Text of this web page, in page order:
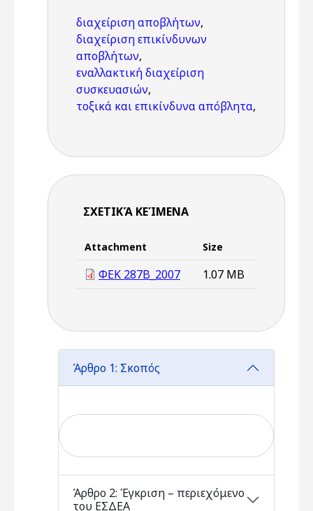
διαχείριση αποβλήτων,
διαχείριση επικίνδυνων
αποβλήτων,
εναλλακτική διαχείριση
συσκευασιών,
τοξικά και επικίνδυνα απόβλητα,
ΣΧΕΤΙΚΆ ΚΕΊΜΕΝΑ
Attachment Size
ΦΕΚ 287Β_2007 1.07 MB
Άρθρο 1: Σκοπός
Άρθρο 2: Έγκριση – περιεχόμενο
του ΕΣΔΕΑ